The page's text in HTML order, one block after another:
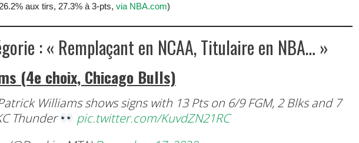
aux tirs, 27.3% à 3-pts, via NBA.com)
: « Remplaçant en NCAA, Titulaire en NBA… »
(4e choix, Chicago Bulls)
Williams shows signs with 13 Pts on 6/9 FGM, 2 Blks and 7
Thunder
pic.twitter.com/KuvdZN21RC